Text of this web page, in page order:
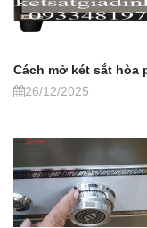
Cách mở két sắt hòa
26/12/2025